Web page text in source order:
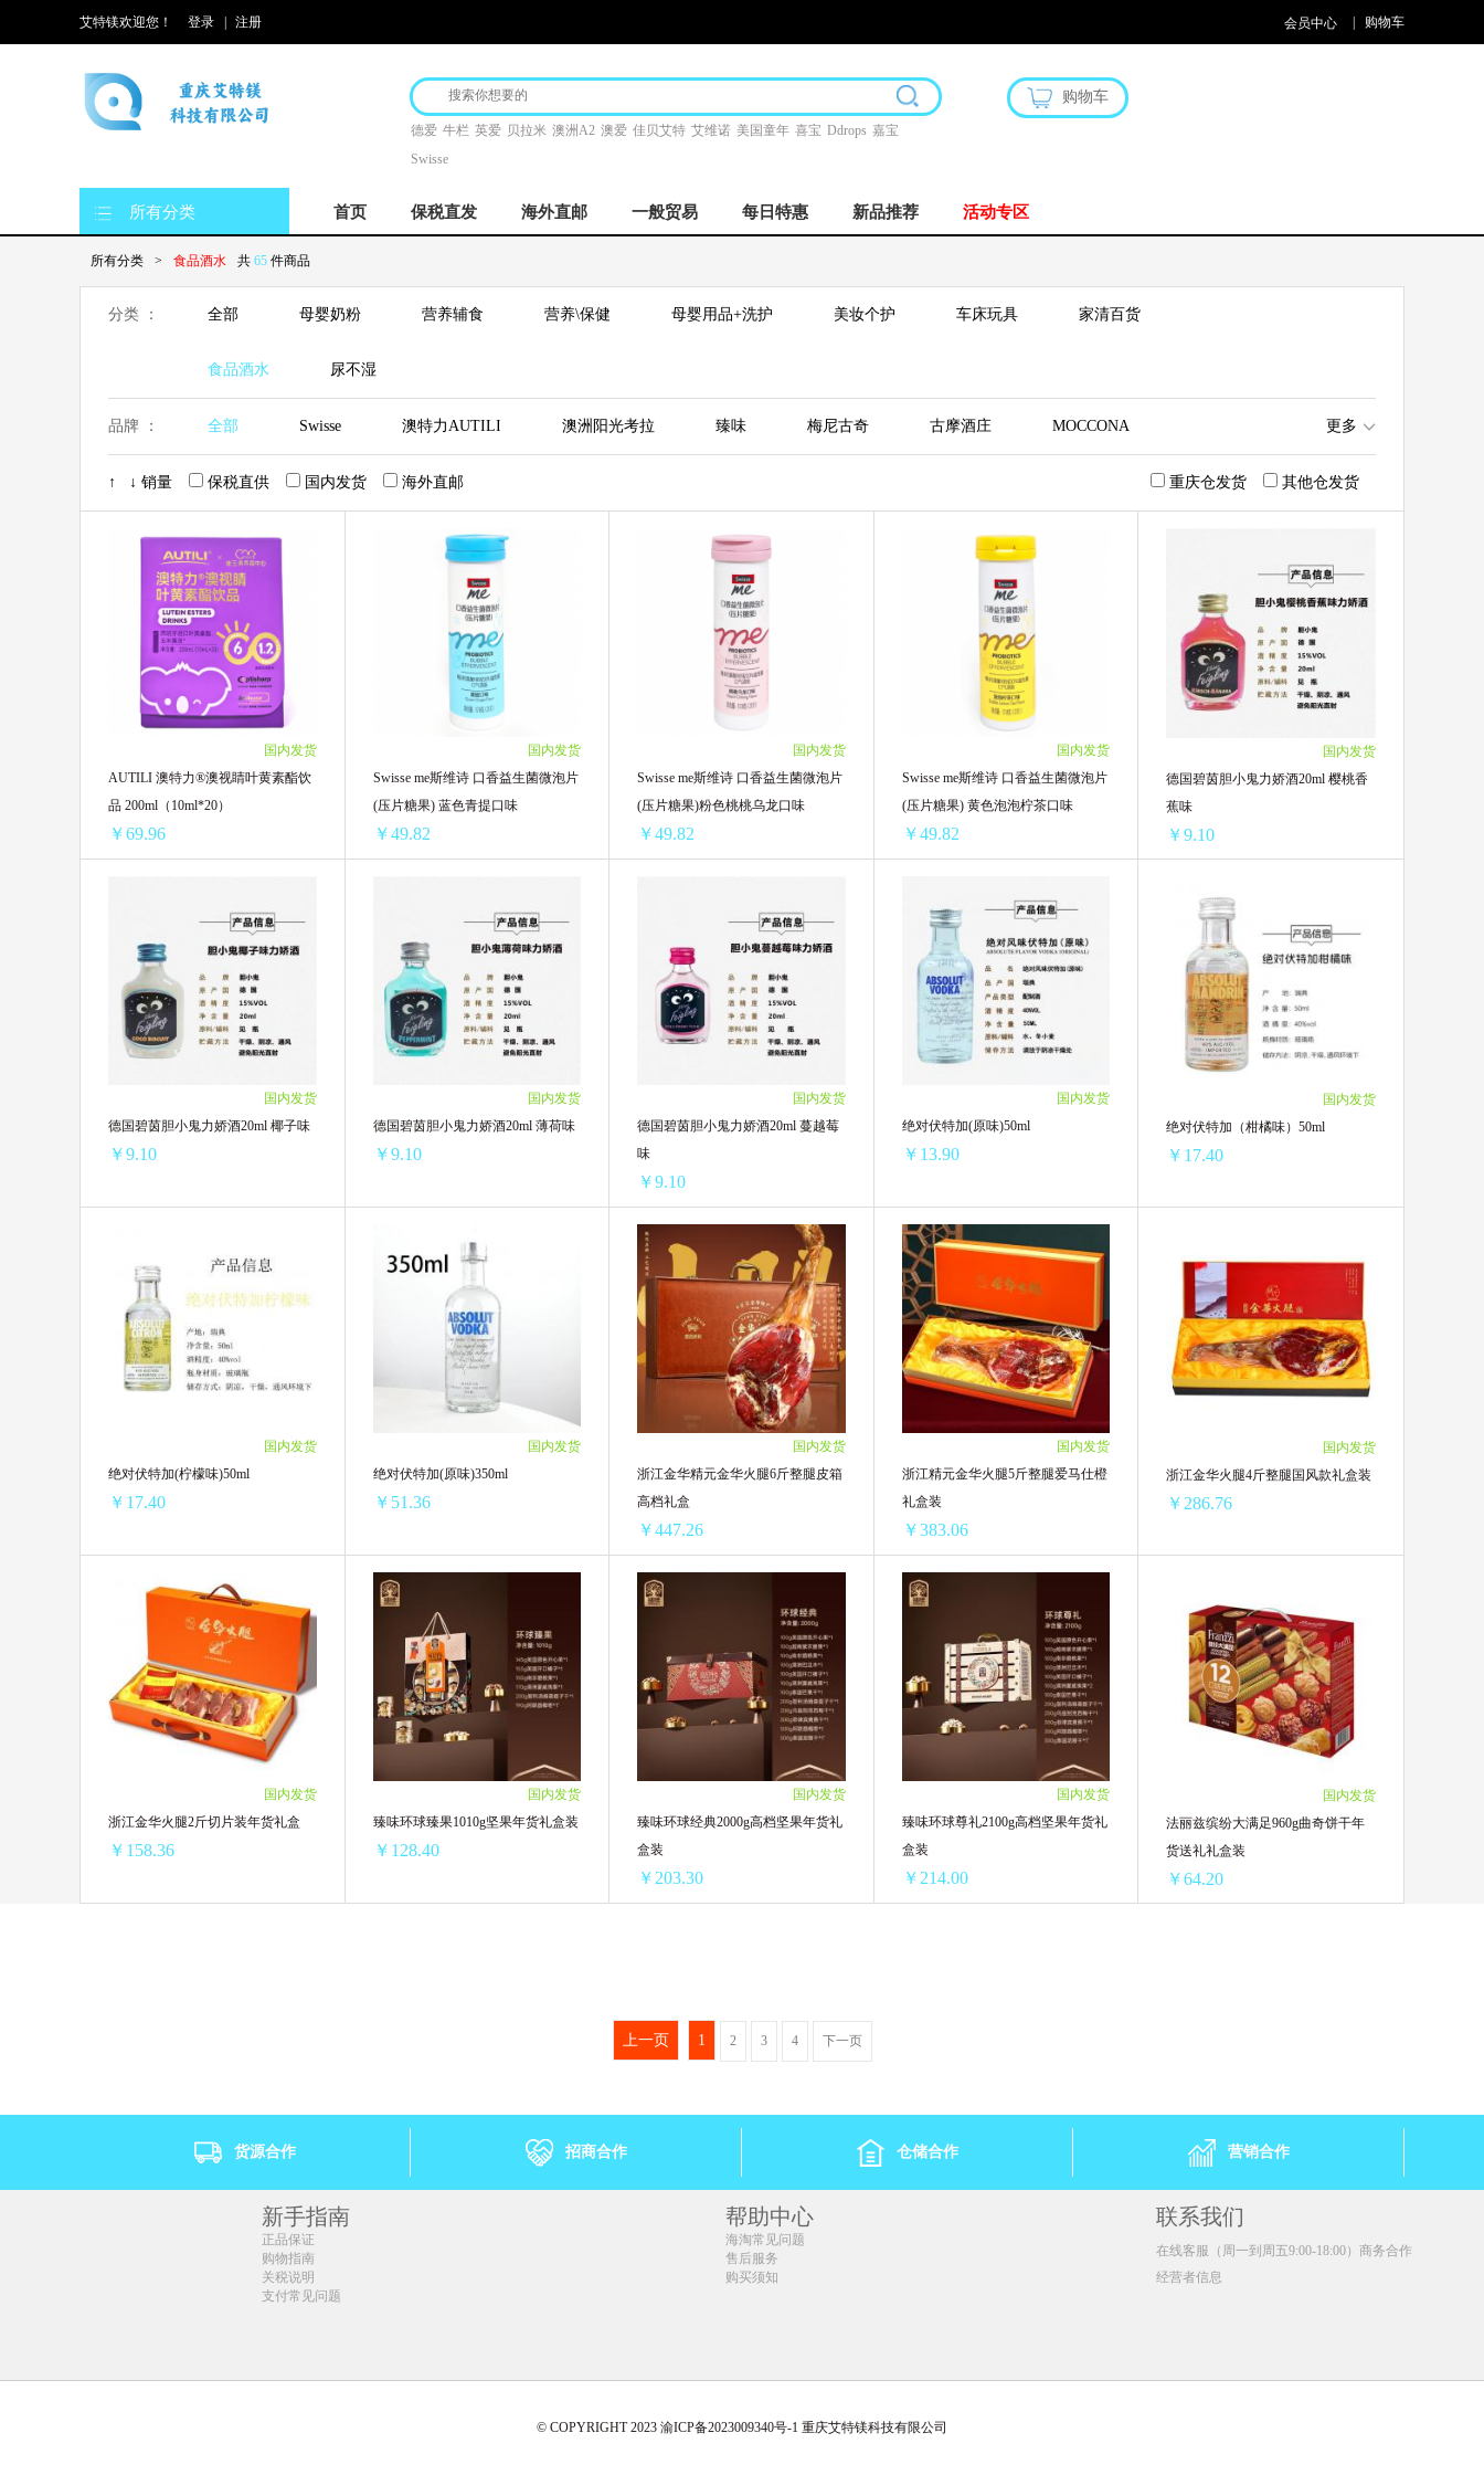
艾特镁欢迎您！ 登录 注册 会员中心 购物车
德爱 牛栏 英爱 贝拉米 澳洲A2 澳爱 佳贝艾特 艾维诺 美国童年 喜宝 Ddrops 嘉宝
Swisse
购物车
所有分类 首页 保税直发 海外直邮 一般贸易 每日特惠 新品推荐 活动专区
所有分类 > 食品酒水 共 65 件商品
分类 ： 全部 母婴奶粉 营养辅食 营养\保健 母婴用品+洗护 美妆个护 车床玩具 家清百货
食品酒水 尿不湿
品牌 ： 全部 Swisse 澳特力AUTILI 澳洲阳光考拉 臻味 梅尼古奇 古摩酒庄 MOCCONA
精元 法丽兹 洋小柒
更多
↑ ↓ 销量 保税直供 国内发货 海外直邮 其他仓发货
重庆仓发货
国内发货
AUTILI 澳特力®澳视睛叶黄素酯饮
品 200ml（10ml*20）
￥69.96
AUTILI 澳特力®澳视睛叶黄素酯饮品 200ml（10ml*20）
1盒 ￥78.44(￥78.44/单盒)
3盒 ￥228.96(￥76.32/单盒)
6盒 ￥451.56(￥75.26/单盒)
12盒 ￥890.4(￥74.20/单盒)
48盒 ￥3459.84(￥72.08/单盒)
96盒 ￥6817.92(￥71.02/单盒)
120盒 ￥8395.2(￥69.96/单盒)
国内发货
Swisse me斯维诗 口香益生菌微泡片
(压片糖果) 蓝色青提口味
￥49.82
Swisse me斯维诗 口香益生菌微泡片(压片糖果) 蓝色青提口味
1支 ￥55.12(￥55.12/单支)
3支 ￥159(￥53.00/单支)
6支 ￥314.82(￥52.47/单支)
12支 ￥623.28(￥51.94/单支)
48支 ￥2442.24(￥50.88/单支)
96支 ￥4833.6(￥50.35/单支)
240支 ￥11956.8(￥49.82/单支)
国内发货
Swisse me斯维诗 口香益生菌微泡片
(压片糖果)粉色桃桃乌龙口味
￥49.82
Swisse me斯维诗 口香益生菌微泡片(压片糖果)粉色桃桃乌龙口味
1支 ￥55.12(￥55.12/单支)
3支 ￥159(￥53.00/单支)
6支 ￥314.82(￥52.47/单支)
12支 ￥623.28(￥51.94/单支)
48支 ￥2442.24(￥50.88/单支)
96支 ￥4833.6(￥50.35/单支)
240支 ￥11956.8(￥49.82/单支)
国内发货
Swisse me斯维诗 口香益生菌微泡片
(压片糖果) 黄色泡泡柠茶口味
￥49.82
1支 ￥55.12(￥55.12/单支)
3支 ￥159(￥53.00/单支)
6支 ￥314.82(￥52.47/单支)
12支 ￥623.28(￥51.94/单支)
24支 ￥1233.84(￥51.41/单支)
48支 ￥2442.24(￥50.88/单支)
96支 ￥4833.6(￥50.35/单支)
240支 ￥11956.8(￥49.82/单支)
国内发货
德国碧茵胆小鬼力娇酒20ml 樱桃香
蕉味
￥9.10
3瓶 ￥29.73(￥9.91/单瓶)
8瓶 ￥73.6(￥9.20/单瓶)
10瓶 ￥91(￥9.10/单瓶)
5瓶 ￥48.1(￥9.62/单瓶)
2瓶 ￥19.9(￥9.95/单瓶)
国内发货
德国碧茵胆小鬼力娇酒20ml 椰子味
￥9.10
德国碧茵胆小鬼力娇酒20ml 椰子味
3瓶 ￥29.73(￥9.91/单瓶)
8瓶 ￥73.6(￥9.20/单瓶)
10瓶 ￥91(￥9.10/单瓶)
5瓶 ￥48.1(￥9.62/单瓶)
国内发货
德国碧茵胆小鬼力娇酒20ml 薄荷味
￥9.10
德国碧茵胆小鬼力娇酒20ml 薄荷味
3瓶 ￥29.73(￥9.91/单瓶)
8瓶 ￥73.6(￥9.20/单瓶)
10瓶 ￥91(￥9.10/单瓶)
5瓶 ￥48.1(￥9.62/单瓶)
2瓶 ￥19.9(￥9.95/单瓶)
国内发货
德国碧茵胆小鬼力娇酒20ml 蔓越莓
味
￥9.10
德国碧茵胆小鬼力娇酒20ml 蔓越莓味
3瓶 ￥29.73(￥9.91/单瓶)
8瓶 ￥73.6(￥9.20/单瓶)
10瓶 ￥91(￥9.10/单瓶)
5瓶 ￥48.1(￥9.62/单瓶)
2瓶 ￥19.9(￥9.95/单瓶)
国内发货
绝对伏特加(原味)50ml
￥13.90
绝对伏特加(原味)50ml
2瓶 ￥31(￥15.50/单瓶)
4瓶 ￥60(￥15.00/单瓶)
6瓶 ￥87(￥14.50/单瓶)
12瓶 ￥166.8(￥13.90/单瓶)
国内发货
绝对伏特加（柑橘味）50ml
￥17.40
绝对伏特加（柑橘味）50ml
2瓶 ￥38(￥19.00/单瓶)
4瓶 ￥74(￥18.50/单瓶)
6瓶 ￥111(￥18.50/单瓶)
12瓶 ￥208.8(￥17.40/单瓶)
国内发货
绝对伏特加(柠檬味)50ml
￥17.40
绝对伏特加(柠檬味)50ml
2瓶 ￥38(￥19.00/单瓶)
4瓶 ￥74(￥18.50/单瓶)
6瓶 ￥111(￥18.50/单瓶)
12瓶 ￥208.8(￥17.40/单瓶)
国内发货
绝对伏特加(原味)350ml
￥51.36
绝对伏特加(原味)350ml
1瓶 ￥52.89(￥52.89/单瓶)
2瓶 ￥102.72(￥51.36/单瓶)
国内发货
浙江金华精元金华火腿6斤整腿皮箱
高档礼盒
￥447.26
1盒 ￥468.66(￥468.66/单盒)
10盒 ￥4579.6(￥457.96/单盒)
20盒 ￥8945.2(￥447.26/单盒)
国内发货
浙江精元金华火腿5斤整腿爱马仕橙
礼盒装
￥383.06
1盒 ￥404.46(￥404.46/单盒)
10盒 ￥3937.6(￥393.76/单盒)
20盒 ￥7661.2(￥383.06/单盒)
国内发货
浙江金华火腿4斤整腿国风款礼盒装
￥286.76
浙江金华火腿4斤整腿国风款礼盒装
1盒 ￥308.16(￥308.16/单盒)
10盒 ￥2974.6(￥297.46/单盒)
20盒 ￥5735.2(￥286.76/单盒)
国内发货
浙江金华火腿2斤切片装年货礼盒
￥158.36
国内发货
臻味环球臻果1010g坚果年货礼盒装
￥128.40
国内发货
臻味环球经典2000g高档坚果年货礼
盒装
￥203.30
10盒 ￥2086.5(￥208.65/单盒)
国内发货
臻味环球尊礼2100g高档坚果年货礼
盒装
￥214.00
国内发货
法丽兹缤纷大满足960g曲奇饼干年
货送礼礼盒装
￥64.20
100盒 ￥6420(￥64.20/单盒)
上一页 1 2 3 4 下一页
货源合作 招商合作 仓储合作 营销合作
新手指南
正品保证
购物指南
关税说明
支付常见问题
帮助中心
海淘常见问题
售后服务
购买须知
联系我们
在线客服（周一到周五9:00-18:00）商务合作
经营者信息
© COPYRIGHT 2023 渝ICP备2023009340号-1 重庆艾特镁科技有限公司